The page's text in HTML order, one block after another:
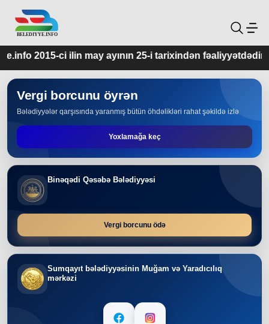
ayının 25-i tarixindən fəaliyyətdədir.
Vergi borcunu öyrən
Bələdiyyələr qarşısında yaranmış bütün öhdəlikləri rahat şəkildə izlə
Yoxlamağa keç
Binəqədi Qəsəbə Bələdiyyəsi
Vergi borcunu ödə
Sumqayıt bələdiyyəsinin Muğam və Yaradıcılıq
mərkəzi